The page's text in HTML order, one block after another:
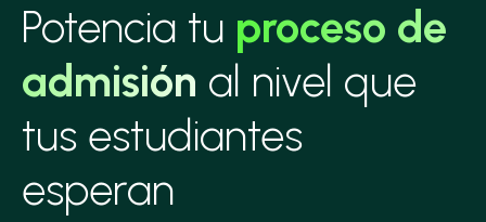
Potencia tu proceso de
admisión al nivel que
tus estudiantes
esperan